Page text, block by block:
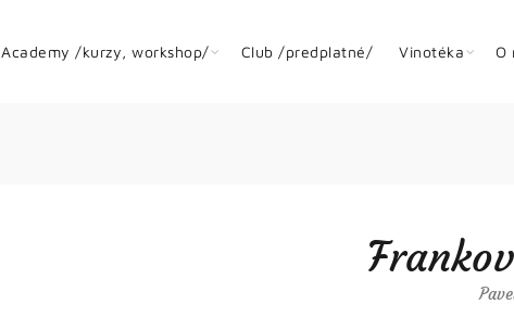
Academy /kurzy, workshop/ Club /predplatné/ Vinotéka O